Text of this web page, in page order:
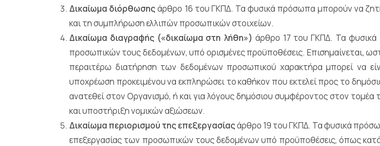
Δικαίωμα διόρθωσηςάρθρο 16 του ΓΚΠΔ. Τα φυσικά πρόσωπα μπορούν να
και τη συμπλήρωση ελλιπών προσωπικών στοιχείων.
Δικαίωμα διαγραφής («δικαίωμα στη λήθη») άρθρο 17 του ΓΚΠΔ. Τα
προσωπικών τους δεδομένων, υπό ορισμένες προϋποθέσεις. Επισημαίνεται,
περαιτέρω διατήρηση των δεδομένων προσωπικού χαρακτήρα μπορεί να
υποχρέωση προκειμένου να εκπληρώσει το καθήκον που εκτελεί προς το
ανατεθεί στον Οργανισμό, ή και για λόγους δημόσιου συμφέροντος στον τομέα
και υποστήριξη νομικών αξιώσεων.
Δικαίωμα περιορισμού της επεξεργασίαςάρθρο 19 του ΓΚΠΔ. Τα φυσικά
επεξεργασίας των προσωπικών τους δεδομένων υπό προϋποθέσεις, όπως